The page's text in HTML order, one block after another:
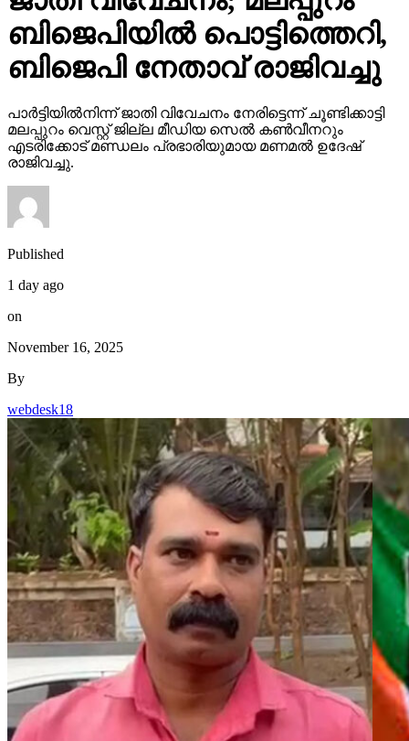
ബിജെപിയില്‍ പൊട്ടിത്തെറി,
ബിജെപി നേതാവ് രാജിവച്ചു
പാര്‍ട്ടിയില്‍നിന്ന് ജാതി വിവേചനം നേരിട്ടെന്ന് ചൂണ്ടിക്കാട്ടി
മലപ്പുറം വെസ്റ്റ് ജില്ല മീഡിയ സെല്‍ കണ്‍വീനറും
എടരിക്കോട് മണ്ഡലം പ്രഭാരിയുമായ മണമല്‍ ഉദേഷ്
രാജിവച്ചു.
Published
1 day ago
on
November 16, 2025
By
webdesk18